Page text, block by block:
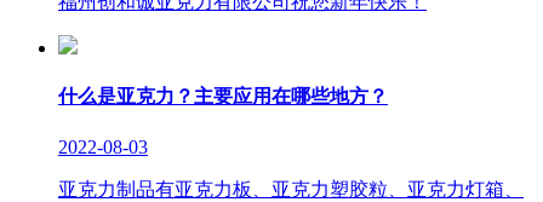
什么是亚克力？主要应用在哪些地方？
2022-08-03
亚克力制品有亚克力板、亚克力塑胶粒、亚克力灯箱、